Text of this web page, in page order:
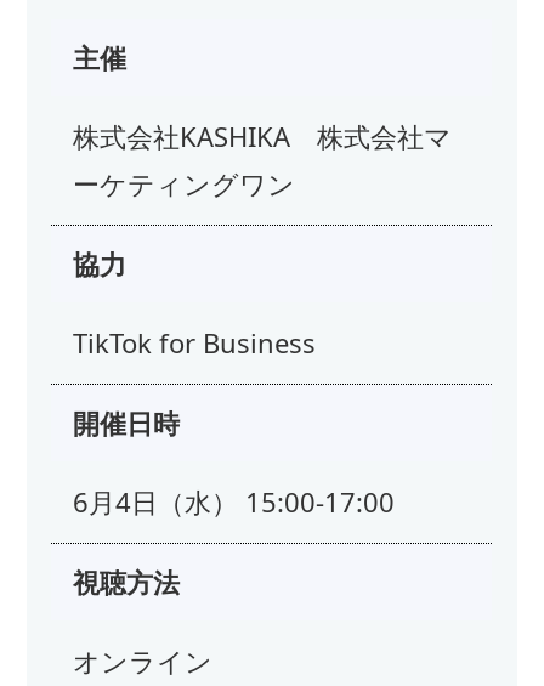
主催
株式会社KASHIKA 株式会社マ
ーケティングワン
協力
TikTok for Business
開催日時
6月4日（水） 15:00-17:00
視聴方法
オンライン